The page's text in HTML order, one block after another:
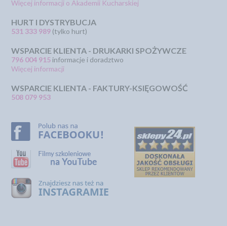
Więcej informacji o Akademii Kucharskiej
HURT I DYSTRYBUCJA
531 333 989 (tylko hurt)
WSPARCIE KLIENTA - DRUKARKI SPOŻYWCZE
796 004 915 informacje i doradztwo
Więcej informacji
WSPARCIE KLIENTA - FAKTURY-KSIĘGOWOŚĆ
508 079 953